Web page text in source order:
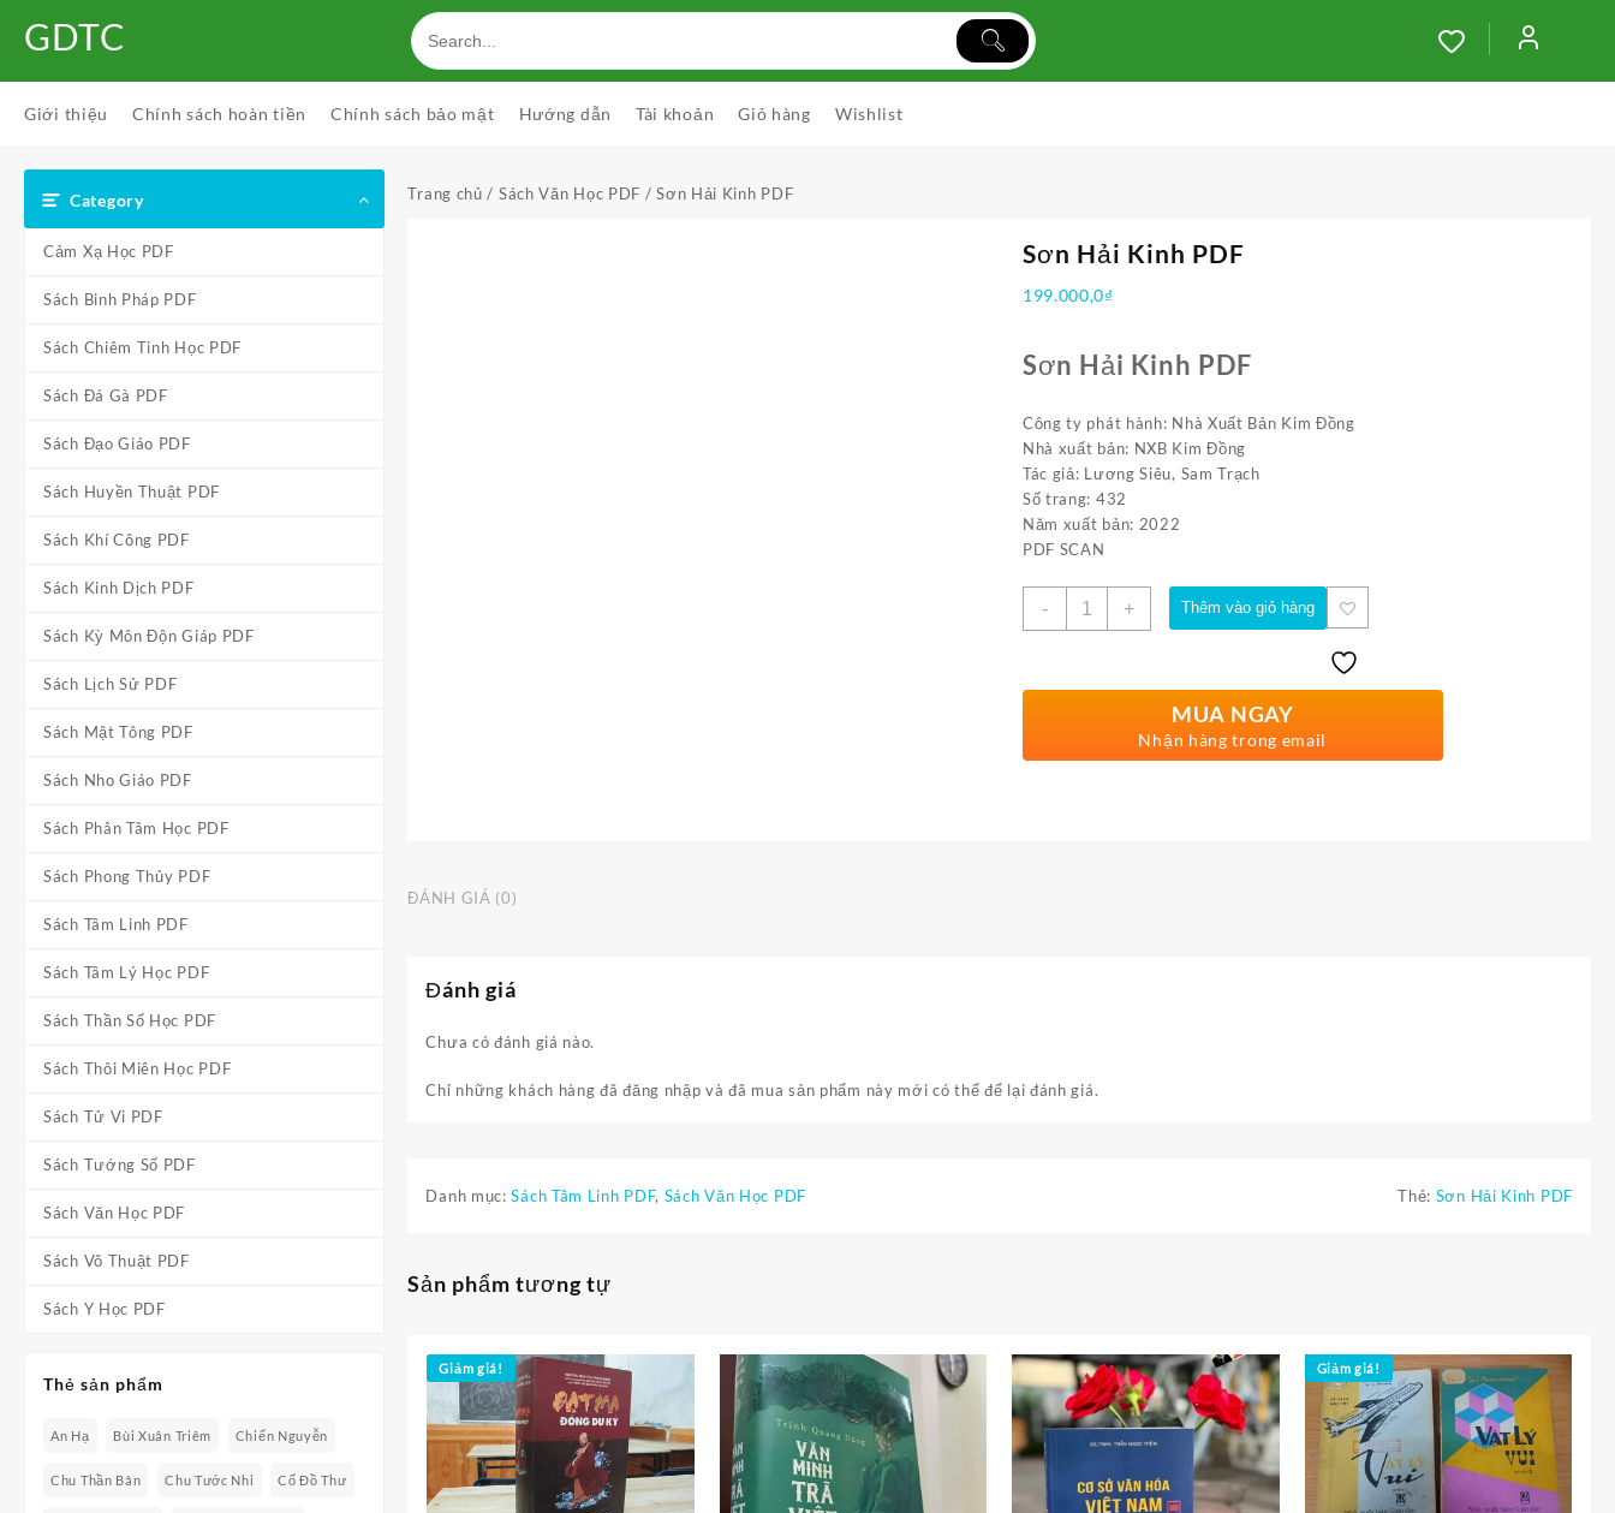
GDTC
Giới thiệu Chính sách hoàn tiền Chính sách bảo mật Hướng dẫn Tài khoản Giỏ hàng Wishlist
Category
Cảm Xạ Học PDF
Sách Binh Pháp PDF
Sách Chiêm Tinh Học PDF
Sách Đá Gà PDF
Sách Đạo Giáo PDF
Sách Huyền Thuật PDF
Sách Khí Công PDF
Sách Kinh Dịch PDF
Sách Kỳ Môn Độn Giáp PDF
Sách Lịch Sử PDF
Sách Mật Tông PDF
Sách Nho Giáo PDF
Sách Phân Tâm Học PDF
Sách Phong Thủy PDF
Sách Tâm Linh PDF
Sách Tâm Lý Học PDF
Sách Thần Số Học PDF
Sách Thôi Miên Học PDF
Sách Tử Vi PDF
Sách Tướng Số PDF
Sách Văn Học PDF
Sách Võ Thuật PDF
Sách Y Học PDF
Thẻ sản phẩm
An Hạ Bùi Xuân Triêm Chiến Nguyễn
Chu Thần Bân Chu Tước Nhi Cổ Đồ Thư
Trang chủ / Sách Văn Học PDF / Sơn Hải Kinh PDF
Sơn Hải Kinh PDF
199.000,0₫
Sơn Hải Kinh PDF
Công ty phát hành: Nhà Xuất Bản Kim Đồng
Nhà xuất bản: NXB Kim Đồng
Tác giả: Lương Siêu, Sam Trạch
Số trang: 432
Năm xuất bản: 2022
PDF SCAN
- + Thêm vào giỏ hàng
MUA NGAY
Nhận hàng trong email
ĐÁNH GIÁ (0)
Đánh giá
Chưa có đánh giá nào.
Chỉ những khách hàng đã đăng nhập và đã mua sản phẩm này mới có thể để lại đánh giá.
Danh mục:Sách Tâm Linh PDF, Sách Văn Học PDF Thẻ: Sơn Hải Kinh PDF
Sản phẩm tương tự
Giảm giá! Giảm giá!